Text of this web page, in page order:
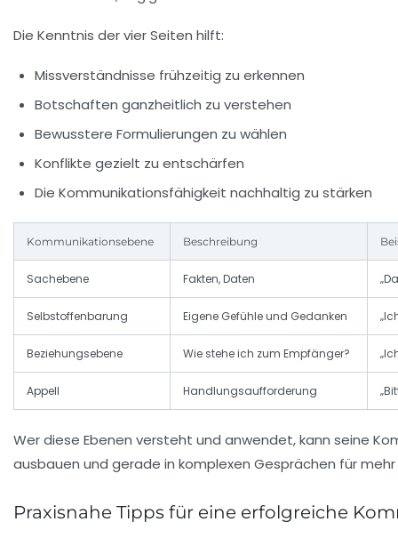
Die Kenntnis der vier Seiten hilft:
Missverständnisse frühzeitig zu erkennen
Botschaften ganzheitlich zu verstehen
Bewusstere Formulierungen zu wählen
Konflikte gezielt zu entschärfen
Die Kommunikationsfähigkeit nachhaltig zu stärken
Kommunikationsebene Beschreibung
Sachebene Fakten, Daten
Selbstoffenbarung Eigene Gefühle und Gedanken
Beziehungsebene Wie stehe ich zum Empfänger?
Appell Handlungsaufforderung
Wer diese Ebenen versteht und anwendet, kann seine
ausbauen und gerade in komplexen Gesprächen für
Praxisnahe Tipps für eine erfolgreiche